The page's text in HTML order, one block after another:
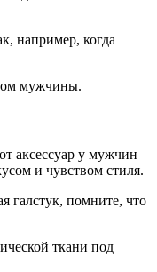
например, когда
мужчины.
аксессуар у мужчин
и чувством стиля.
галстук, помните, что
ткани под